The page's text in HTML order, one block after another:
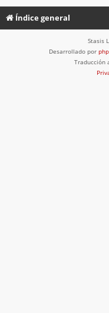
Índice general
Stasis
Desarrollado por
Traducción